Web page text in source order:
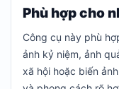
Phù hợp cho
Công cụ này phù
ảnh kỷ niệm, ảnh
xã hội hoặc biến